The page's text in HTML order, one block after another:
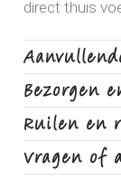
direct thuis
elegant
divan een
tegelijkertijd
huisdier.
Bezorgen
Ruilen en
Vragen of